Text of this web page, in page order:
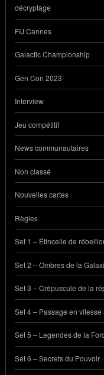
décryptage
FIJ Cannes
Galactic Championship
Gen Con 2023
Interview
Jeu compétitif
News communautaires
Non classé
Nouvelles cartes
Règles
Set 1 – Étincelle de
Set 2 – Ombres de la
Set 3 – Crépuscule de la
Set 4 – Passage en vitesse
Set 5 – Legendes de la
Set 6 – Secrets du Pouvoir